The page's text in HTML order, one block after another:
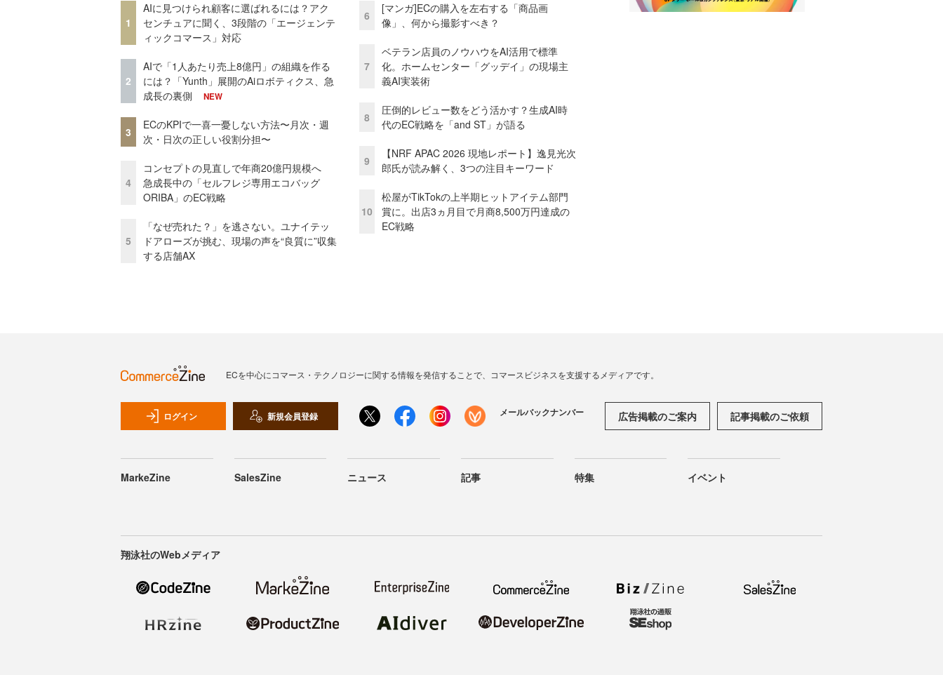
1
AIに見つけられ顧客に選ばれるには？アク
センチュアに聞く、3段階の「エージェンテ
ィックコマース」対応
2
AIで「1人あたり売上8億円」の組織を作る
には？「Yunth」展開のAiロボティクス、急
成長の裏側
NEW
3
ECのKPIで一喜一憂しない方法〜月次・週
次・日次の正しい役割分担〜
4
コンセプトの見直しで年商20億円規模へ
急成長中の「セルフレジ専用エコバッグ
ORIBA」のEC戦略
5
「なぜ売れた？」を逃さない。ユナイテッ
ドアローズが挑む、現場の声を“良質に”収集
する店舗AX
6
[マンガ]ECの購入を左右する「商品画
像」、何から撮影すべき？
7
ベテラン店員のノウハウをAI活用で標準
化。ホームセンター「グッデイ」の現場主
義AI実装術
8
圧倒的レビュー数をどう活かす？生成AI時
代のEC戦略を「and ST」が語る
9
【NRF APAC 2026 現地レポート】逸見光次
郎氏が読み解く、3つの注目キーワード
10
松屋がTikTokの上半期ヒットアイテム部門
賞に。出店3ヵ月目で月商8,500万円達成の
EC戦略
ECを中心にコマース・テクノロジーに関する情報を発信することで、コマースビジネスを支援するメディアです。
ログイン 新規会員登録 メールバックナンバー 広告掲載のご案内 記事掲載のご依頼
MarkeZine SalesZine ニュース 記事 特集 イベント
翔泳社のWebメディア